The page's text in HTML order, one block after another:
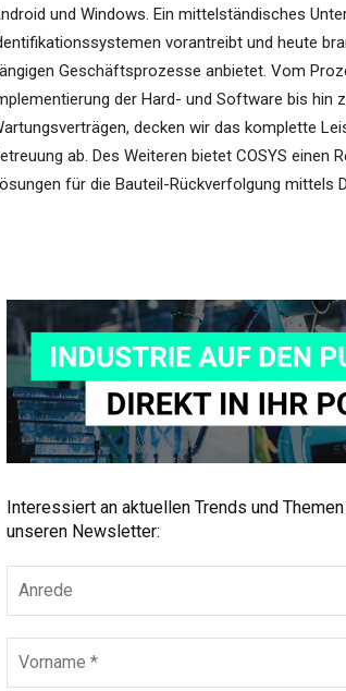
und Windows. Ein mittelständisches
vorantreibt und heute
Geschäftsprozesse anbietet. Vom
der Hard- und Software bis hin
decken wir das komplette
ab. Des Weiteren bietet COSYS einen
für die Bauteil-Rückverfolgung mittels
Interessiert an aktuellen Trends und
unseren Newsletter: